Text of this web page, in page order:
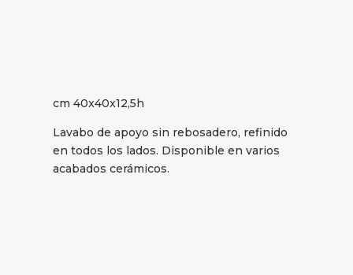
cm 40x40x12,5h
Lavabo de apoyo sin rebosadero, refinido
en todos los lados. Disponible en varios
acabados cerámicos.